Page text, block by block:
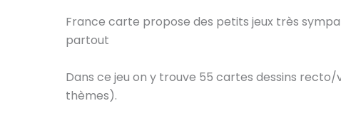
France carte propose des petits jeux très
partout
Dans ce jeu on y trouve 55 cartes dessins
thèmes).